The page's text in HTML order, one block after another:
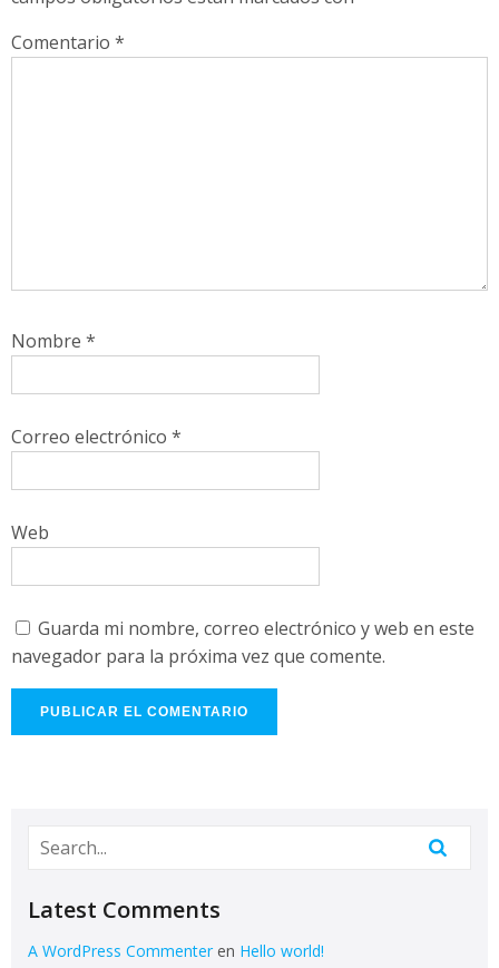
Comentario *
Nombre *
Correo electrónico *
Web
Guarda mi nombre, correo electrónico y web en este
navegador para la próxima vez que comente.
Latest Comments
A WordPress Commenter en Hello world!